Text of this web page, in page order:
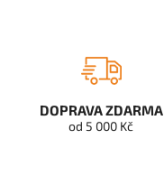
DOPRAVA ZDARMA
od 5 000 Kč